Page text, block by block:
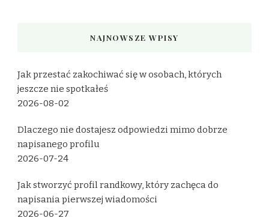
NAJNOWSZE WPISY
Jak przestać zakochiwać się w osobach, których
jeszcze nie spotkałeś
2026-08-02
Dlaczego nie dostajesz odpowiedzi mimo dobrze
napisanego profilu
2026-07-24
Jak stworzyć profil randkowy, który zachęca do
napisania pierwszej wiadomości
2026-06-27